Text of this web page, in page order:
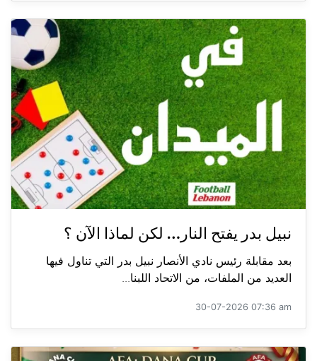
نبيل بدر يفتح النار… لكن لماذا الآن ؟
بعد مقابلة رئيس نادي الأنصار نبيل بدر التي تناول فيها
العديد من الملفات، من الاتحاد اللبنا...
30-07-2026 07:36 am